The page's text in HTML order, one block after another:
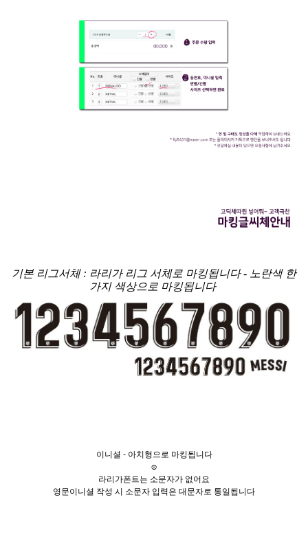
기본 리그서체 : 라리가 리그 서체로 마킹됩니다 - 노란색 한
가지 색상으로 마킹됩니다
이니셜 - 아치형으로 마킹됩니다
☺
라리가폰트는 소문자가 없어요
영문이니셜 작성 시 소문자 입력은 대문자로 통일됩니다